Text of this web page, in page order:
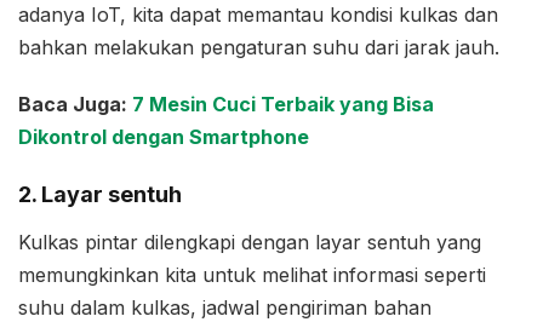
adanya IoT, kita dapat memantau kondisi kulkas dan
bahkan melakukan pengaturan suhu dari jarak jauh.
Baca Juga: 7 Mesin Cuci Terbaik yang Bisa
Dikontrol dengan Smartphone
2. Layar sentuh
Kulkas pintar dilengkapi dengan layar sentuh yang
memungkinkan kita untuk melihat informasi seperti
suhu dalam kulkas, jadwal pengiriman bahan